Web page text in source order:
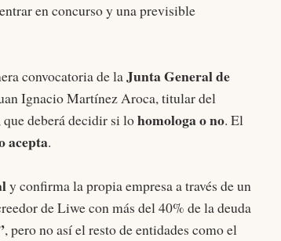
en concurso y una previsible
convocatoria de laJunta General de
Ignacio Martínez Aroca, titular del
deberá decidir si lohomologa o no. El
acepta.
y confirma la propia empresa a través de un
de Liwe con más del 40% de la deuda
, pero no así el resto de entidades como el